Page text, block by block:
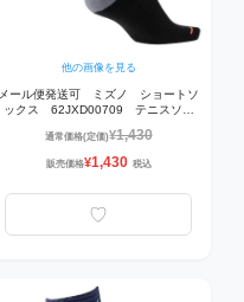
他の画像を見る
メール便発送可 ミズノ ショートソ
ックス 62JXD00709 テニスソッ
通常価格(定価)¥1,430
販売価格¥1,430 税込